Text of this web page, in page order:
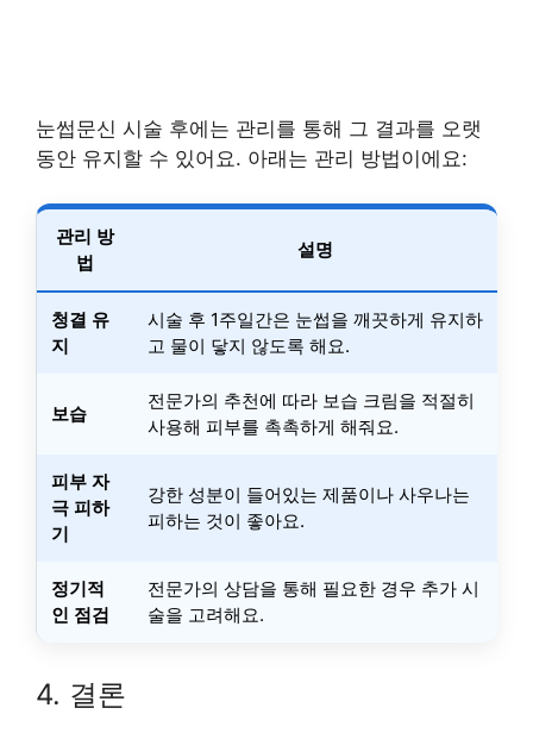
눈썹문신 시술 후에는 관리를 통해 그 결과를 오랫
동안 유지할 수 있어요. 아래는 관리 방법이에요:
관리 방
법
설명
청결 유
지
시술 후 1주일간은 눈썹을 깨끗하게 유지하
고 물이 닿지 않도록 해요.
보습
전문가의 추천에 따라 보습 크림을 적절히
사용해 피부를 촉촉하게 해줘요.
피부 자
극 피하
기
강한 성분이 들어있는 제품이나 사우나는
피하는 것이 좋아요.
정기적
인 점검
전문가의 상담을 통해 필요한 경우 추가 시
술을 고려해요.
4. 결론